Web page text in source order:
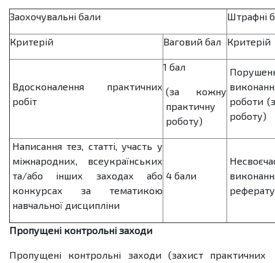
Заохочувальні бали Штрафні
Критерій Ваговий бал Критерій
Вдосконалення практичних
робіт
1 бал
(за кожну
практичну
роботу)
роботи
роботу)
Написання тез, статті, участь у
міжнародних, всеукраїнських
та/або інших заходах або
конкурсах за тематикою
навчальної дисципліни
4 бали
реферату
Пропущені контрольні заходи
Пропущені контрольні заходи (захист практичних